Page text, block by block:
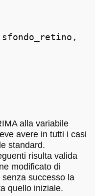
alla variabile
avere in tutti i casi
standard.
risulta valida
modificato di
successo la
quello iniziale.